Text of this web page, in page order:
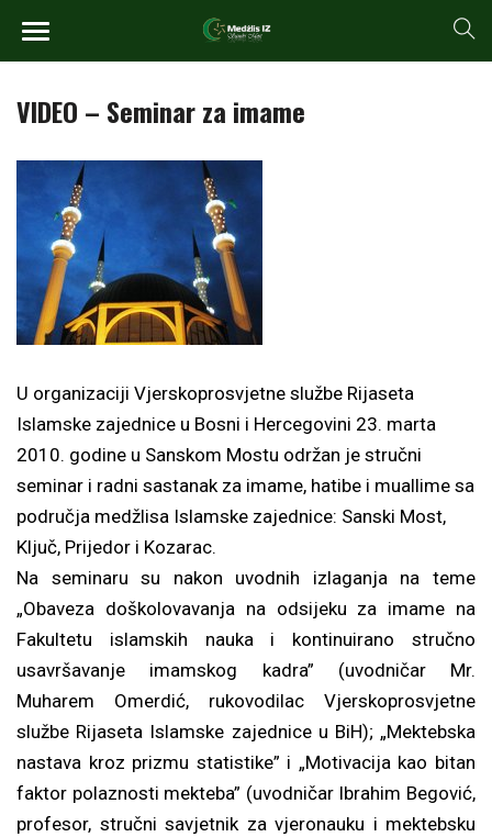
VIDEO – Seminar za imame
U organizaciji Vjerskoprosvjetne službe Rijaseta
Islamske zajednice u Bosni i Hercegovini 23. marta
2010. godine u Sanskom Mostu održan je stručni
seminar i radni sastanak za imame, hatibe i muallime sa
područja medžlisa Islamske zajednice: Sanski Most,
Ključ, Prijedor i Kozarac.
Na seminaru su nakon uvodnih izlaganja na teme
„Obaveza doškolovavanja na odsijeku za imame na
Fakultetu islamskih nauka i kontinuirano stručno
usavršavanje imamskog kadra” (uvodničar Mr.
Muharem Omerdić, rukovodilac Vjerskoprosvjetne
službe Rijaseta Islamske zajednice u BiH); „Mektebska
nastava kroz prizmu statistike” i „Motivacija kao bitan
faktor polaznosti mekteba” (uvodničar Ibrahim Begović,
profesor, stručni savjetnik za vjeronauku i mektebsku